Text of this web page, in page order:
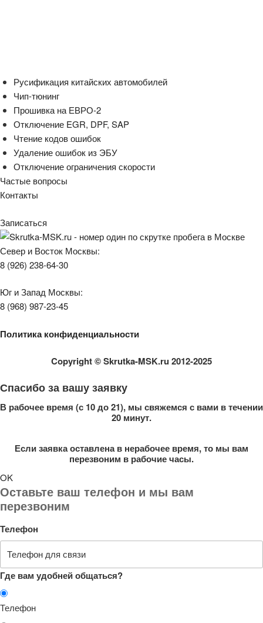
Русификация китайских автомобилей
Чип-тюнинг
Прошивка на ЕВРО-2
Отключение EGR, DPF, SAP
Чтение кодов ошибок
Удаление ошибок из ЭБУ
Отключение ограничения скорости
Частые вопросы
Контакты
Записаться
Север и Восток Москвы:
8 (926) 238-64-30
Юг и Запад Москвы:
8 (968) 987-23-45
Политика конфиденциальности
Copyright© Skrutka-MSK.ru 2012-2025
Спасибо за вашу заявку
В рабочее время (с 10 до 21), мы свяжемся с вами в течении
20 минут.
Если заявка оставлена в нерабочее время, то мы вам
перезвоним в рабочие часы.
OK
Оставьте ваш телефон и мы вам
перезвоним
Телефон
Где вам удобней общаться?
Телефон